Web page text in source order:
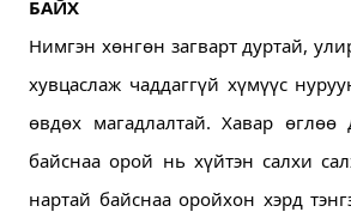
БАЙХ
Нимгэн хөнгөн загварт дуртай,
хувцаслаж чаддаггүй хүмүүс
өвдөх магадлалтай. Хавар өглөө
байснаа орой нь хүйтэн салхи
нартай байснаа оройхон хэрд